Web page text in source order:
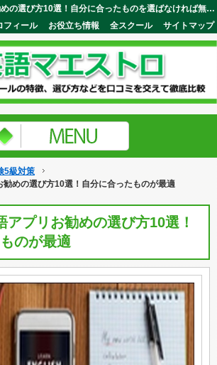
英検5級英単語アプリお勧めの選び方10選！自分に合ったものを選ばなければ無駄な時間を過ごすことになります。英語マエストロ
サイトマップ
全スクール
お役立ち情報
フィール
5級対策
勧めの選び方10選！自分に合ったものが最適
アプリお勧めの選び方10選！
のが最適